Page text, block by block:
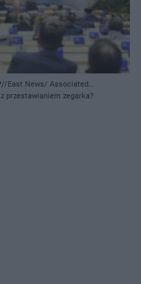
East News/ Associated
przestawianiem zegarka?